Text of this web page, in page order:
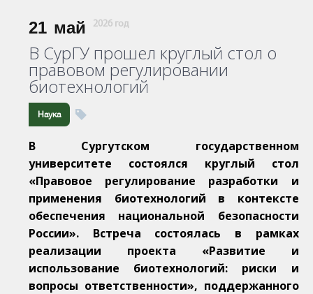
21 май 2026 год
В СурГУ прошел круглый стол о
правовом регулировании
биотехнологий
Наука
В Сургутском государственном
университете состоялся круглый стол
«Правовое регулирование разработки и
применения биотехнологий в контексте
обеспечения национальной безопасности
России». Встреча состоялась в рамках
реализации проекта «Развитие и
использование биотехнологий: риски и
вопросы ответственности», поддержанного